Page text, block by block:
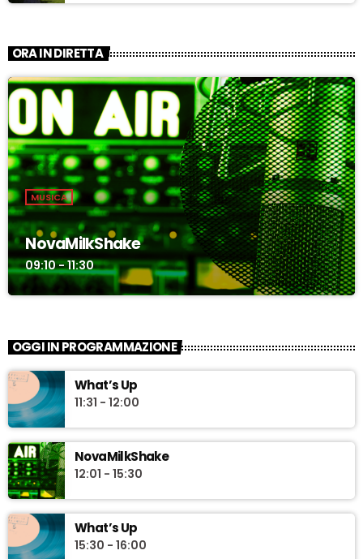
ASCOLTA
ORA IN DIRETTA
MUSICA
NovaMilkShake
09:10 - 11:30
OGGI IN PROGRAMMAZIONE
What’s Up
11:31 - 12:00
NovaMilkShake
12:01 - 15:30
What’s Up
15:30 - 16:00